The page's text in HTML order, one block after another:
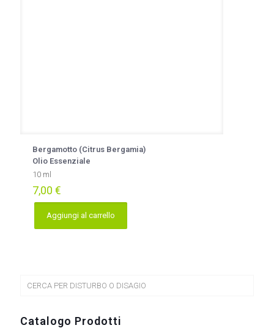
Bergamotto (Citrus Bergamia)
Olio Essenziale
10 ml
7,00 €
Aggiungi al carrello
CERCA PER DISTURBO O DISAGIO
Catalogo Prodotti